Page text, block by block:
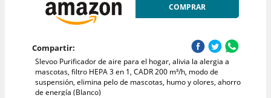
COMPRAR
Compartir:
Slevoo Purificador de aire para el hogar, alivia la alergia a
mascotas, filtro HEPA 3 en 1, CADR 200 m³/h, modo de
suspensión, elimina pelo de mascotas, humo y olores, ahorro
de energía (Blanco)